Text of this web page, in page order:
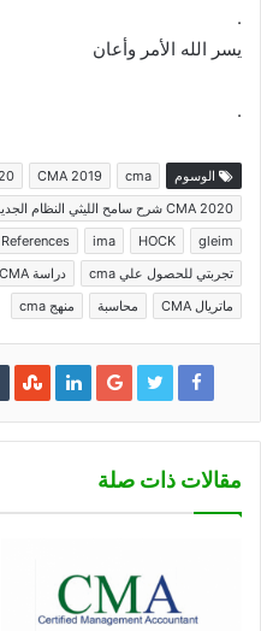
.
يسر الله الأمر وأعان
.
الوسوم cma
CMA 2019
CMA 2020 شرح سامح الليثي النظام الجديد
gleim
HOCK
ima
References
تجربتي للحصول علي cma
دراسة CMA
ماتريال CMA
محاسبة منهج cma
مقالات ذات صلة